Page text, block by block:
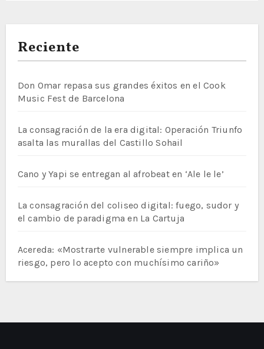
Reciente
Don Omar repasa sus grandes éxitos en el Cook
Music Fest de Barcelona
La consagración de la era digital: Operación Triunfo
asalta las murallas del Castillo Sohail
Cano y Yapi se entregan al afrobeat en ‘Ale le le’
La consagración del coliseo digital: fuego, sudor y
el cambio de paradigma en La Cartuja
Acereda: «Mostrarte vulnerable siempre implica un
riesgo, pero lo acepto con muchísimo cariño»